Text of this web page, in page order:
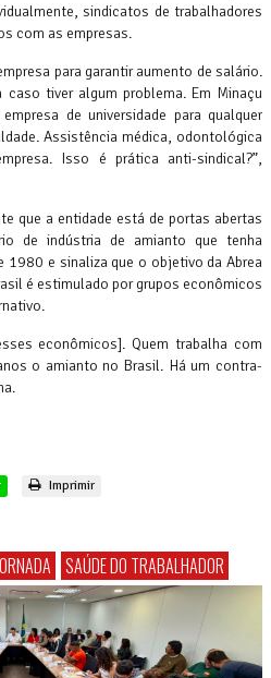
sindicatos de trabalhadores
com as empresas.
para garantir aumento de salário.
caso tiver algum problema. Em Minaçu
de universidade para qualquer
Assistência médica, odontológica
Isso é prática anti-sindical?”,
que a entidade está de portas abertas
de indústria de amianto que tenha
1980 e sinaliza que o objetivo da Abrea
é estimulado por grupos econômicos
econômicos]. Quem trabalha com
o amianto no Brasil. Há um contra-
Imprimir
SAÚDE DO TRABALHADOR